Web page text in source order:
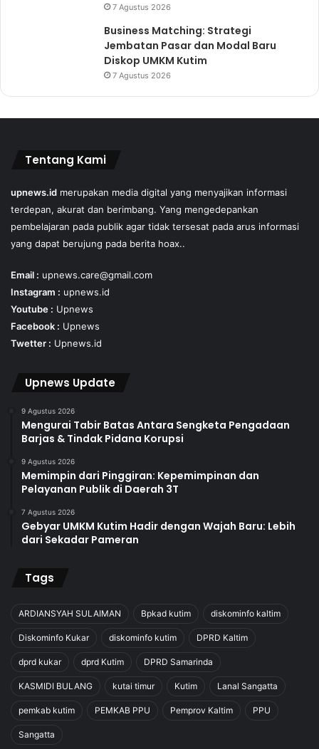
7 Agustus 2026
Business Matching: Strategi
Jembatan Pasar dan Modal Baru
Diskop UMKM Kutim
7 Agustus 2026
Tentang Kami
upnews.id merupakan media digital yang menyajikan informasi
terdepan, akurat dan berimbang. Yang mengedepankan
pembelajaran pada publik agar tidak tersesat pada arus informasi
yang dapat berujung pada berita hoax..
Email : upnews.care@gmail.com
Instagram : upnews.id
Youtube : Upnews
Facebook : Upnews
Twetter : Upnews.id
Upnews Update
9 Agustus 2026
Mengurai Tabir Batas Antara Sengketa Pengadaan
Barjas & Tindak Pidana Korupsi
9 Agustus 2026
Memimpin dari Pinggiran: Kepemimpinan dan
Pelayanan Publik di Daerah 3T
7 Agustus 2026
Gebyar UMKM Kutim Hadir dengan Wajah Baru: Lebih
dari Sekadar Pameran
Tags
ARDIANSYAH SULAIMAN Bpkad kutim diskominfo kaltim
Diskominfo Kukar diskominfo kutim DPRD Kaltim
dprd kukar dprd Kutim DPRD Samarinda
KASMIDI BULANG kutai timur Kutim Lanal Sangatta
pemkab kutim PEMKAB PPU Pemprov Kaltim PPU
Sangatta